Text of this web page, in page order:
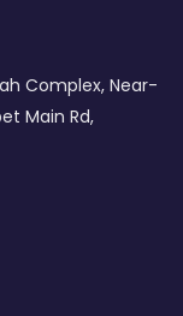
Complex, Near-
Main Rd,